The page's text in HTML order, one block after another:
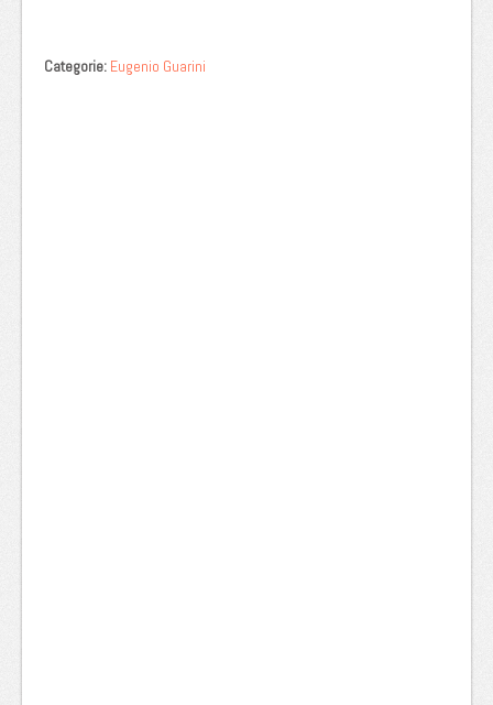
Categorie: Eugenio Guarini